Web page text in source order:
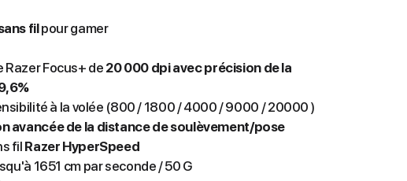
filpour gamer
Focus+ de 20 000 dpi avec précision de la
à la volée (800 / 1800 / 4000 / 9000 / 20000 )
avancée de la distance de soulèvement/pose
fil Razer HyperSpeed
1651 cm par seconde / 50 G